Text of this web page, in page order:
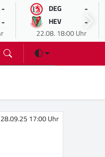
-
-
DEG -
HEV -
22.08. 18:00 Uhr
28.09.25 17:00 Uhr